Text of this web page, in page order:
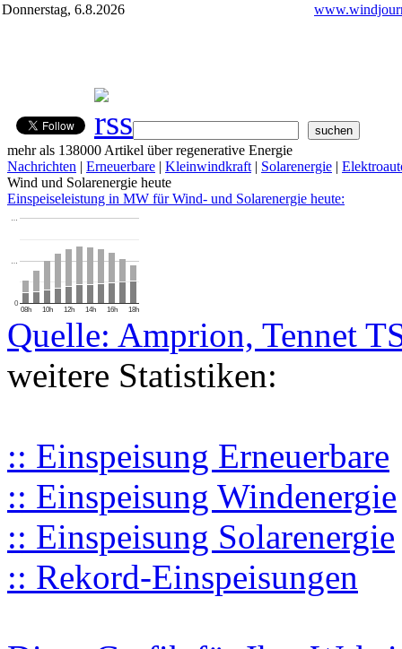
Donnerstag, 6.8.2026
mehr als 138000 Artikel über regenerative Energie
Nachrichten | Erneuerbare | Kleinwindkraft | Solarenergie |
Wind und Solarenergie heute
Einspeiseleistung in MW für Wind- und Solarenergie heute:
08h 10h 12h 14h 16h 18h
0
…
…
Quelle: Amprion, Tennet
weitere Statistiken:
:: Einspeisung Erneuerbare
:: Einspeisung Windenergie
:: Einspeisung Solarenergie
:: Rekord-Einspeisungen